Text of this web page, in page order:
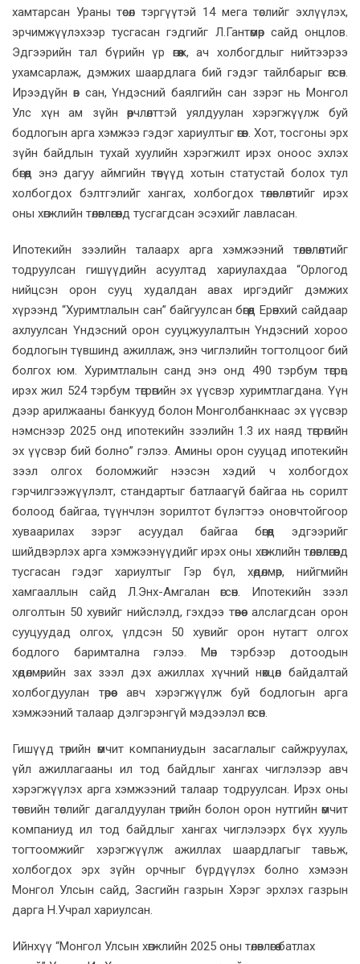
хамтарсан Ураны төсөл тэргүүтэй 14 мега төслийг эхлүүлэх,
эрчимжүүлэхээр тусгасан гэдгийг Л.Гантөмөр сайд онцлов.
Эдгээрийн тал бүрийн үр өгөөж, ач холбогдлыг нийтээрээ
ухамсарлаж, дэмжих шаардлага бий гэдэг тайлбарыг өгсөн.
Ирээдүйн өв сан, Үндэсний баялгийн сан зэрэг нь Монгол
Улс хүн ам зүйн өөрчлөлттэй уялдуулан хэрэгжүүлж буй
бодлогын арга хэмжээ гэдэг хариултыг өгөв. Хот, тосгоны эрх
зүйн байдлын тухай хуулийн хэрэгжилт ирэх оноос эхлэх
бөгөөд энэ дагуу аймгийн төвүүд хотын статустай болох тул
холбогдох бэлтгэлийг хангах, холбогдох төлөвлөлтийг ирэх
оны хөгжлийн төлөвлөгөөнд тусгагдсан эсэхийг лавласан.
Ипотекийн зээлийн талаарх арга хэмжээний төлөвлөлтийг
тодруулсан гишүүдийн асуултад хариулахдаа “Орлогод
нийцсэн орон сууц худалдан авах иргэдийг дэмжих
хүрээнд “Хуримтлалын сан” байгуулсан бөгөөд Ерөнхий сайдаар
ахлуулсан Үндэсний орон сууцжуулалтын Үндэсний хороо
бодлогын түвшинд ажиллаж, энэ чиглэлийн тогтолцоог бий
болгох юм. Хуримтлалын санд энэ онд 490 тэрбум төгрөг,
ирэх жил 524 тэрбум төгрөгийн эх үүсвэр хуримтлагдана. Үүн
дээр арилжааны банкууд болон Монголбанкнаас эх үүсвэр
нэмснээр 2025 онд ипотекийн зээлийн 1.3 их наяд төгрөгийн
эх үүсвэр бий болно” гэлээ. Амины орон сууцад ипотекийн
зээл олгох боломжийг нээсэн хэдий ч холбогдох
гэрчилгээжүүлэлт, стандартыг батлаагүй байгаа нь сорилт
болоод байгаа, түүнчлэн зорилтот бүлэгтээ оновчтойгоор
хуваарилах зэрэг асуудал байгаа бөгөөд эдгээрийг
шийдвэрлэх арга хэмжээнүүдийг ирэх оны хөгжлийн төлөвлөгөөнд
тусгасан гэдэг хариултыг Гэр бүл, хөдөлмөр, нийгмийн
хамгааллын сайд Л.Энх-Амгалан өгсөн. Ипотекийн зээл
олголтын 50 хувийг нийслэлд, гэхдээ төвөөс алслагдсан орон
сууцуудад олгох, үлдсэн 50 хувийг орон нутагт олгох
бодлого баримтална гэлээ. Мөн тэрбээр дотоодын
хөдөлмөрийн зах зээл дэх ажиллах хүчний нөхцөл байдалтай
холбогдуулан төрөөс авч хэрэгжүүлж буй бодлогын арга
хэмжээний талаар дэлгэрэнгүй мэдээлэл өгсөн.
Гишүүд төрийн өмчит компаниудын засаглалыг сайжруулах,
үйл ажиллагааны ил тод байдлыг хангах чиглэлээр авч
хэрэгжүүлэх арга хэмжээний талаар тодруулсан. Ирэх оны
төсвийн төслийг дагалдуулан төрийн болон орон нутгийн өмчит
компаниуд ил тод байдлыг хангах чиглэлээрх бүх хууль
тогтоомжийг хэрэгжүүлж ажиллах шаардлагыг тавьж,
холбогдох эрх зүйн орчныг бүрдүүлэх болно хэмээн
Монгол Улсын сайд, Засгийн газрын Хэрэг эрхлэх газрын
дарга Н.Учрал хариулсан.
Ийнхүү “Монгол Улсын хөгжлийн 2025 оны төлөвлөгөө батлах